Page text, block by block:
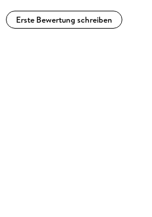
Erste Bewertung schreiben